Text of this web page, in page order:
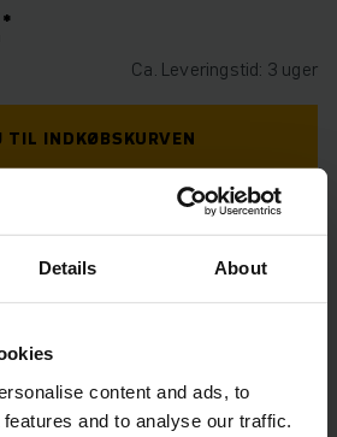
Details About
content and ads, to
and to analyse our traffic.
Ca. Leveringstid: 3 uger
INDKØBSKURVEN
HJÆLP? KONTAKT OS. KLIK
andet er angivet.